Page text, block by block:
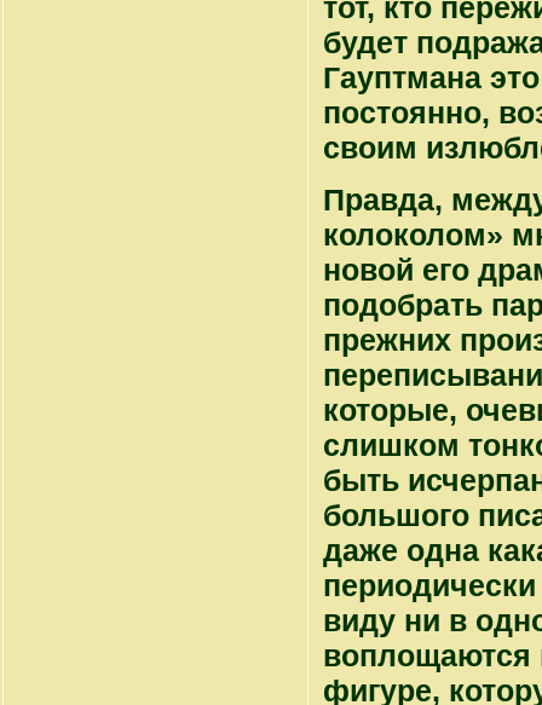
тот, кто
будет
Гауптмана
постоянно,
своим
Правда,
колоколом»
новой его
подобрать
прежних
которые,
слишком
быть
большого
даже одна
виду ни в
воплощаются
фигуре,